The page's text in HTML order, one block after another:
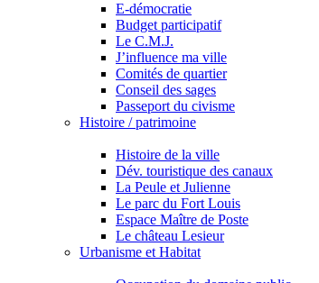
E-démocratie
Budget participatif
Le C.M.J.
J’influence ma ville
Comités de quartier
Conseil des sages
Passeport du civisme
Histoire / patrimoine
Histoire de la ville
Dév. touristique des canaux
La Peule et Julienne
Le parc du Fort Louis
Espace Maître de Poste
Le château Lesieur
Urbanisme et Habitat